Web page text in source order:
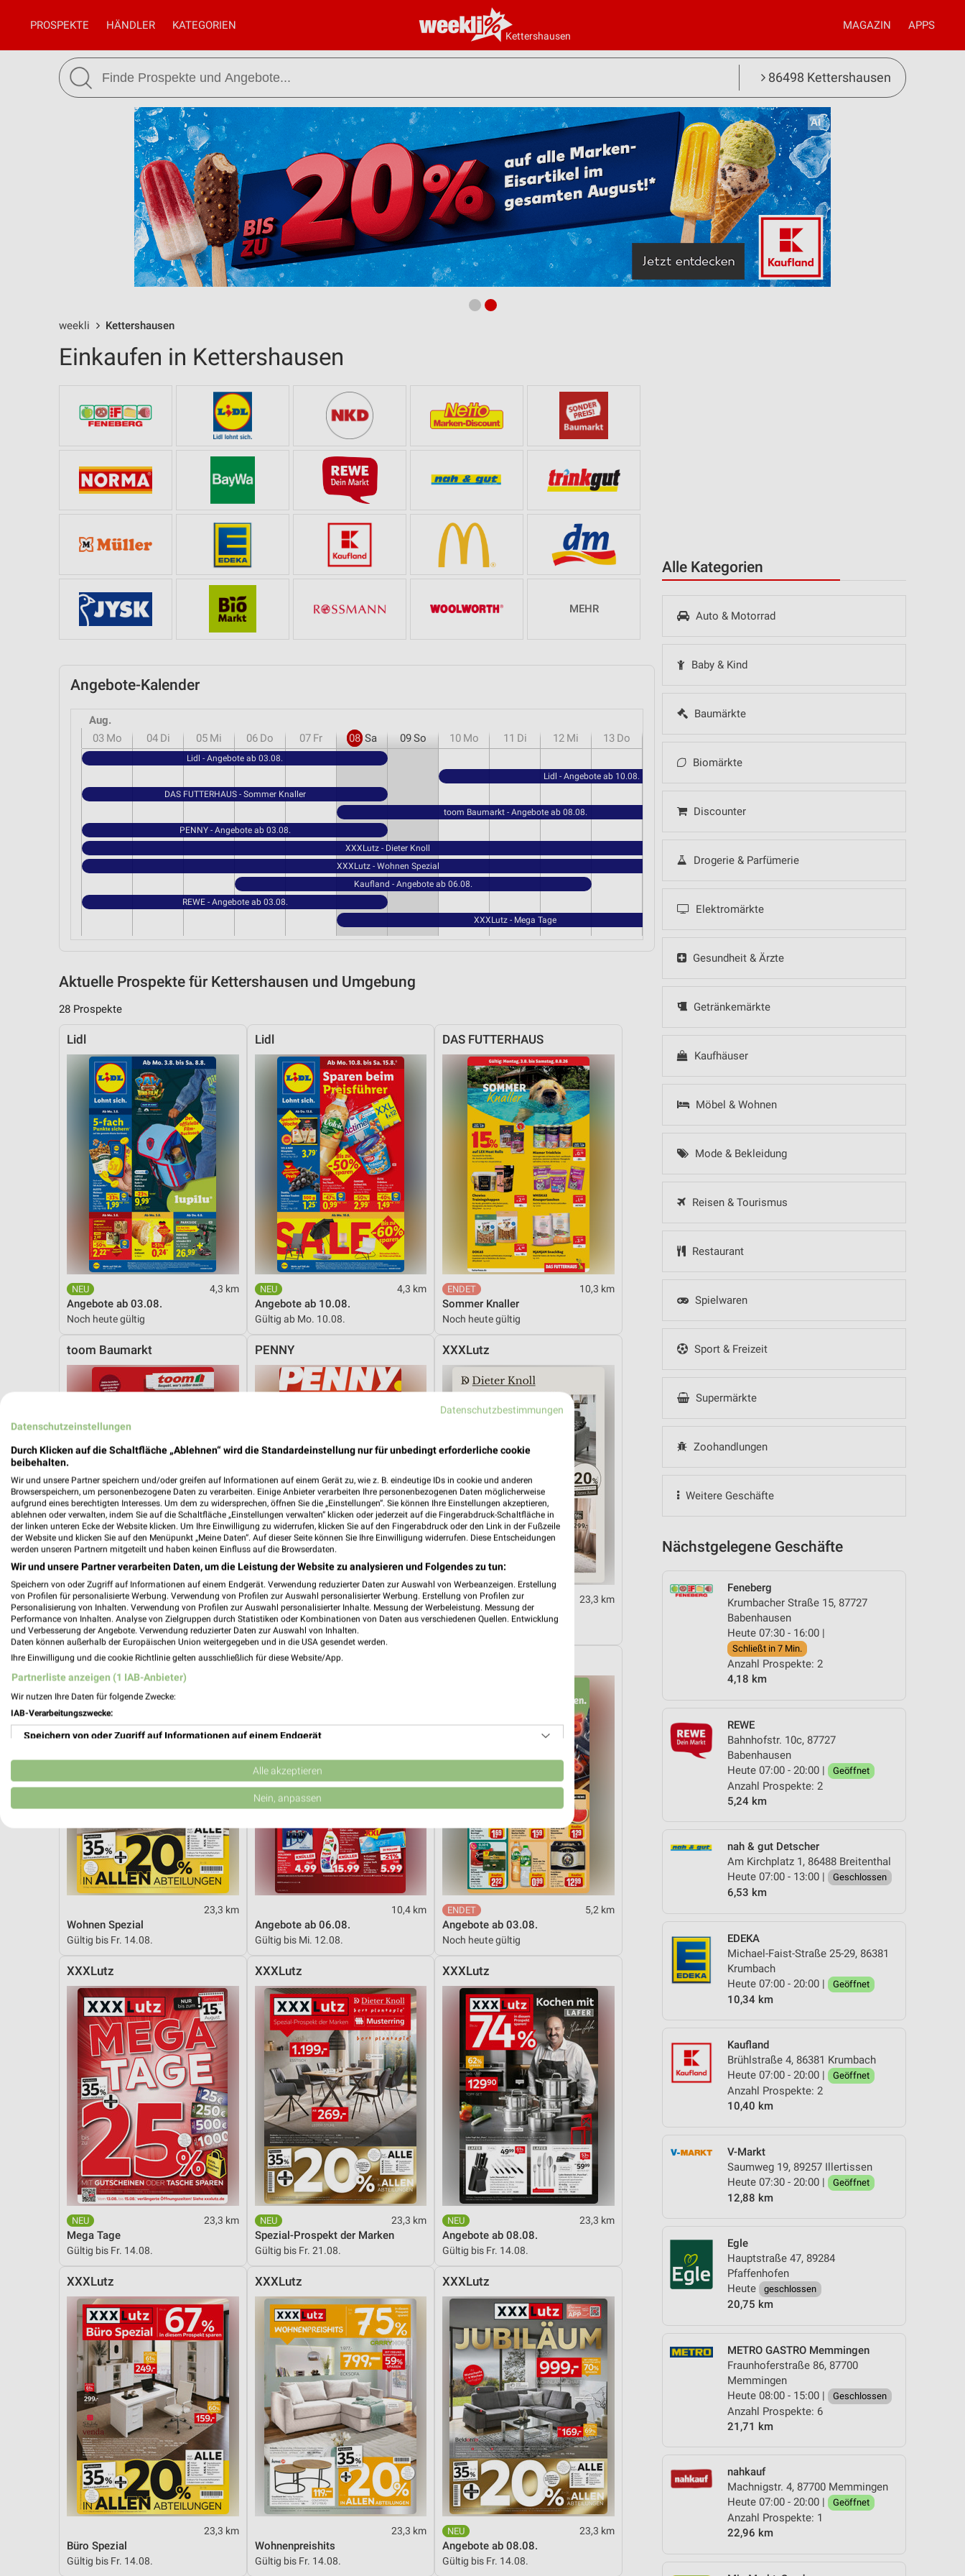
Kettershausen
PROSPEKTE HÄNDLER KATEGORIEN MAGAZIN APPS
86498 Kettershausen
weekli Kettershausen
Alle Kategorien
Auto & Motorrad
Baby & Kind
Baumärkte
Biomärkte
Discounter
Drogerie & Parfümerie
Elektromärkte
Gesundheit & Ärzte
Getränkemärkte
Kaufhäuser
Möbel & Wohnen
Mode & Bekleidung
Reisen & Tourismus
Restaurant
Spielwaren
Sport & Freizeit
Supermärkte
Zoohandlungen
Weitere Geschäfte
Nächstgelegene Geschäfte
Feneberg
Krumbacher Straße 15, 87727
Babenhausen
Heute 07:30 - 16:00 |
Schließt in 7 Min.
Anzahl Prospekte: 2
4,18 km
REWE
Bahnhofstr. 10c, 87727
Babenhausen
Heute 07:00 - 20:00 |
Geöffnet
Anzahl Prospekte: 2
5,24 km
nah & gut Detscher
Am Kirchplatz 1, 86488 Breitenthal
Heute 07:00 - 13:00 |
Geschlossen
6,53 km
EDEKA
Michael-Faist-Straße 25-29, 86381
Krumbach
Heute 07:00 - 20:00 |
Geöffnet
10,34 km
Kaufland
Brühlstraße 4, 86381 Krumbach
Heute 07:00 - 20:00 |
Geöffnet
Anzahl Prospekte: 2
10,40 km
V-Markt
Saumweg 19, 89257 Illertissen
Heute 07:30 - 20:00 |
Geöffnet
12,88 km
Egle
Hauptstraße 47, 89284
Pfaffenhofen
Heute
geschlossen
20,75 km
METRO GASTRO Memmingen
Fraunhoferstraße 86, 87700
Memmingen
Heute 08:00 - 15:00 |
Geschlossen
Anzahl Prospekte: 6
21,71 km
nahkauf
Machnigstr. 4, 87700 Memmingen
Heute 07:00 - 20:00 |
Geöffnet
Anzahl Prospekte: 1
22,96 km
Einkaufen in Kettershausen
MEHR
Angebote-Kalender
Aug.
03 Mo 04 Di 05 Mi 06 Do 07 Fr 08 Sa 09So 10 Mo 11 Di 12 Mi 13 Do
Lidl - Angebote ab 03.08.
Lidl - Angebote ab 10.08.
DAS FUTTERHAUS - Sommer Knaller
toom Baumarkt - Angebote ab 08.08.
PENNY - Angebote ab 03.08.
XXXLutz - Dieter Knoll
XXXLutz - Wohnen Spezial
Kaufland - Angebote ab 06.08.
REWE - Angebote ab 03.08.
XXXLutz - Mega Tage
Aktuelle Prospekte für Kettershausen und Umgebung
28 Prospekte
Lidl
4,3 km
Angebote ab 03.08.
Noch heute gültig
Lidl
4,3 km
Angebote ab 10.08.
Gültig ab Mo. 10.08.
DAS FUTTERHAUS
10,3 km
Sommer Knaller
Noch heute gültig
toom Baumarkt
10,5 km
Angebote ab 08.08.
Gültig bis Fr. 14.08.
PENNY
10,6 km
Angebote ab 03.08.
Noch heute gültig
XXXLutz
23,3 km
Dieter Knoll
XXXLutz
23,3 km
Wohnen Spezial
Gültig bis Fr. 14.08.
Kaufland
10,4 km
Angebote ab 06.08.
Gültig bis Mi. 12.08.
5,2 km
Angebote ab 03.08.
Noch heute gültig
XXXLutz
23,3 km
Mega Tage
Gültig bis Fr. 14.08.
XXXLutz
23,3 km
Spezial-Prospekt der Marken
Gültig bis Fr. 21.08.
XXXLutz
23,3 km
Angebote ab 08.08.
Gültig bis Fr. 14.08.
XXXLutz
23,3 km
Büro Spezial
Gültig bis Fr. 14.08.
XXXLutz
23,3 km
Wohnenpreishits
Gültig bis Fr. 14.08.
XXXLutz
23,3 km
Angebote ab 08.08.
Gültig bis Fr. 14.08.
Datenschutzbestimmungen
Datenschutzeinstellungen
Durch Klicken auf die Schaltfläche „Ablehnen“ wird die Standardeinstellung nur für unbedingt erforderliche cookie
beibehalten.
Wir und unsere Partner speichern und/oder greifen auf Informationen auf einem Gerät zu, wie z. B. eindeutige IDs in cookie und anderen
Browserspeichern, um personenbezogene Daten zu verarbeiten. Einige Anbieter verarbeiten Ihre personenbezogenen Daten möglicherweise
aufgrund eines berechtigten Interesses. Um dem zu widersprechen, öffnen Sie die „Einstellungen“. Sie können Ihre Einstellungen akzeptieren,
ablehnen oder verwalten, indem Sie auf die Schaltfläche „Einstellungen verwalten“ klicken oder jederzeit auf die Fingerabdruck-Schaltfläche in
der linken unteren Ecke der Website klicken. Um Ihre Einwilligung zu widerrufen, klicken Sie auf den Fingerabdruck oder den Link in der Fußzeile
der Website und klicken Sie auf den Menüpunkt „Meine Daten“. Auf dieser Seite können Sie Ihre Einwilligung widerrufen. Diese Entscheidungen
werden unseren Partnern mitgeteilt und haben keinen Einfluss auf die Browserdaten.
Wir und unsere Partner verarbeiten Daten, um die Leistung der Website zu analysieren und Folgendes zu tun:
Speichern von oder Zugriff auf Informationen auf einem Endgerät. Verwendung reduzierter Daten zur Auswahl von Werbeanzeigen. Erstellung
von Profilen für personalisierte Werbung. Verwendung von Profilen zur Auswahl personalisierter Werbung. Erstellung von Profilen zur
Personalisierung von Inhalten. Verwendung von Profilen zur Auswahl personalisierter Inhalte. Messung der Werbeleistung. Messung der
Performance von Inhalten. Analyse von Zielgruppen durch Statistiken oder Kombinationen von Daten aus verschiedenen Quellen. Entwicklung
und Verbesserung der Angebote. Verwendung reduzierter Daten zur Auswahl von Inhalten.
Daten können außerhalb der Europäischen Union weitergegeben und in die USA gesendet werden.
Ihre Einwilligung und die cookie Richtlinie gelten ausschließlich für diese Website/App.
Partnerliste anzeigen (1 IAB-Anbieter)
Wir nutzen Ihre Daten für folgende Zwecke:
IAB-Verarbeitungszwecke:
Speichern von oder Zugriff auf Informationen auf einem Endgerät
Verwendung reduzierter Daten zur Auswahl von Werbeanzeigen
Erstellung von Profilen für personalisierte Werbung
Erstellung von Profilen zur Personalisierung von Inhalten
Verwendung von Profilen zur Auswahl personalisierter Inhalte
Messung der Performance von Inhalten
Analyse von Zielgruppen durch Statistiken oder Kombinationen von Daten aus verschiedenen
Entwicklung und Verbesserung der Angebote
Verwendung reduzierter Daten zur Auswahl von Inhalten
IAB-Besonderheiten:
Verwendung genauer Standortdaten
Geräte anhand von aktiv angeforderten Informationen identifizieren
Nicht-IAB-Verarbeitungszwecke:
Performance
Funktional
Alle akzeptieren
Nein, anpassen